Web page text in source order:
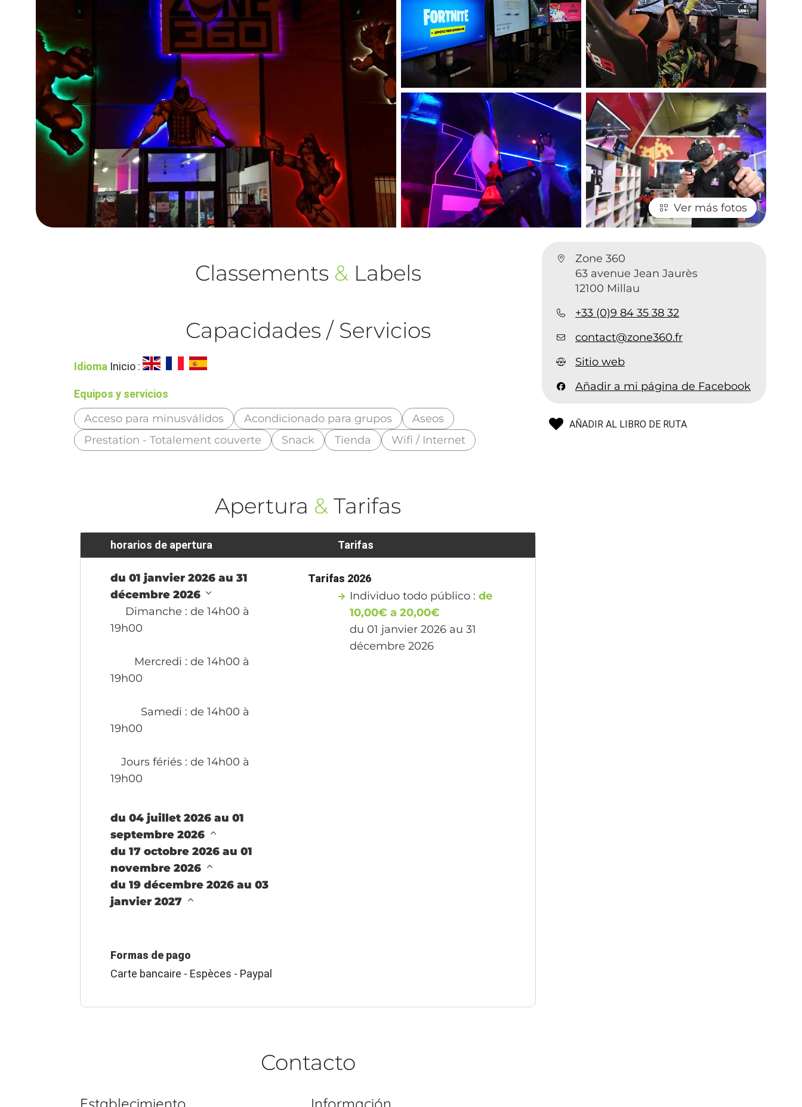
Ver más fotos
Zone 360
63 avenue Jean Jaurès
12100 Millau
+33 (0)9 84 35 38 32
contact@zone360.fr
Sitio web
Añadir a mi página de Facebook
AÑADIR AL LIBRO DE RUTA
Classements & Labels
Capacidades / Servicios
Idioma Inicio :
Equipos y servicios
Acceso para minusválidos Acondicionado para grupos
Aseos
Prestation - Totalement couverte
Snack Tienda Wifi / Internet
Apertura & Tarifas
horarios de apertura
du 01 janvier 2026 au 31
décembre 2026
Dimanche : de 14h00 à
19h00
Mercredi : de 14h00 à
19h00
Samedi : de 14h00 à
19h00
Jours fériés : de 14h00 à
19h00
du 04 juillet 2026 au 01
septembre 2026
du 17 octobre 2026 au 01
novembre 2026
du 19 décembre 2026 au 03
janvier 2027
Tarifas
Tarifas 2026
Individuo todo público :de
10,00€ a 20,00€
du 01 janvier 2026 au 31
décembre 2026
Formas de pago
Carte bancaire - Espèces - Paypal
Contacto
Establecimiento Información